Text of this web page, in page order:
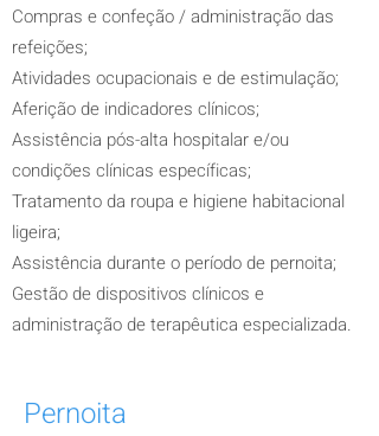
Compras e confeção / administração das
refeições;
Atividades ocupacionais e de estimulação;
Aferição de indicadores clínicos;
Assistência pós-alta hospitalar e/ou
condições clínicas específicas;
Tratamento da roupa e higiene habitacional
ligeira;
Assistência durante o período de pernoita;
Gestão de dispositivos clínicos e
administração deterapêutica especializada.
Pernoita